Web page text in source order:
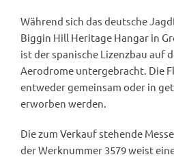
Während sich das deutsche
Biggin Hill Heritage Hangar in
ist der spanische Lizenzbau auf
Aerodrome untergebracht. Die
entweder gemeinsam oder in
erworben werden.
Die zum Verkauf stehende
der Werknummer 3579 weist